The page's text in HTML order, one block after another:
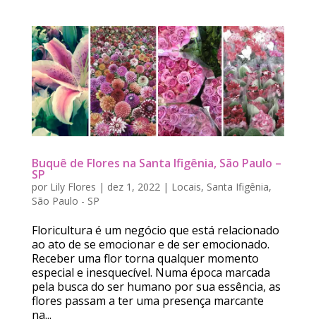
Buquê de Flores na Santa Ifigênia, São Paulo –
SP
por Lily Flores | dez 1, 2022| Locais, Santa Ifigênia,
São Paulo - SP
Floricultura é um negócio que está relacionado
ao ato de se emocionar e de ser emocionado.
Receber uma flor torna qualquer momento
especial e inesquecível. Numa época marcada
pela busca do ser humano por sua essência, as
flores passam a ter uma presença marcante
na...